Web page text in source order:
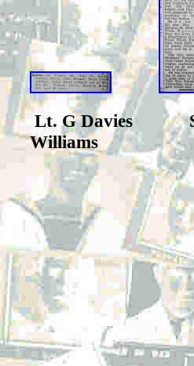
Lt. G DaviesSgt.
Williams